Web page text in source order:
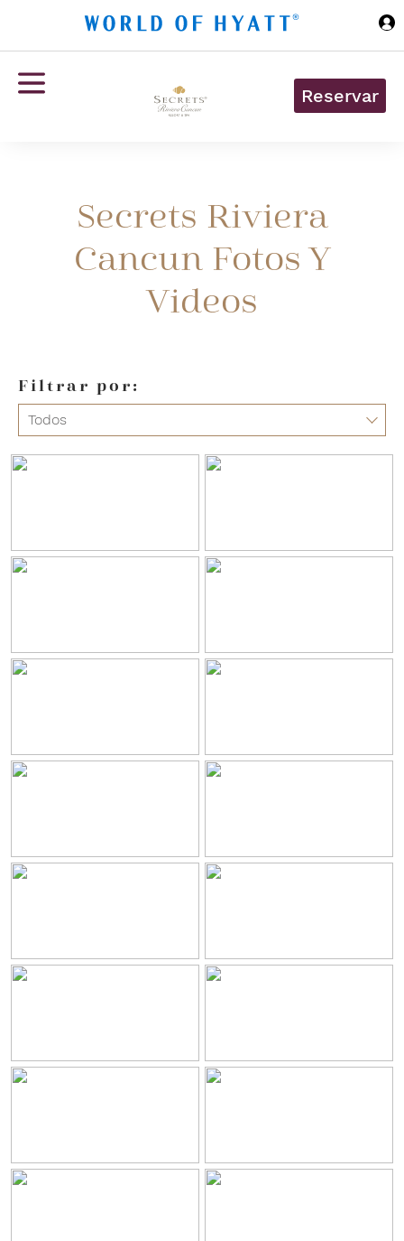
Reservar
Secrets Riviera
Cancun Fotos Y
Videos
Filtrar por:
Todos
Restaurantes y Bares
Todos